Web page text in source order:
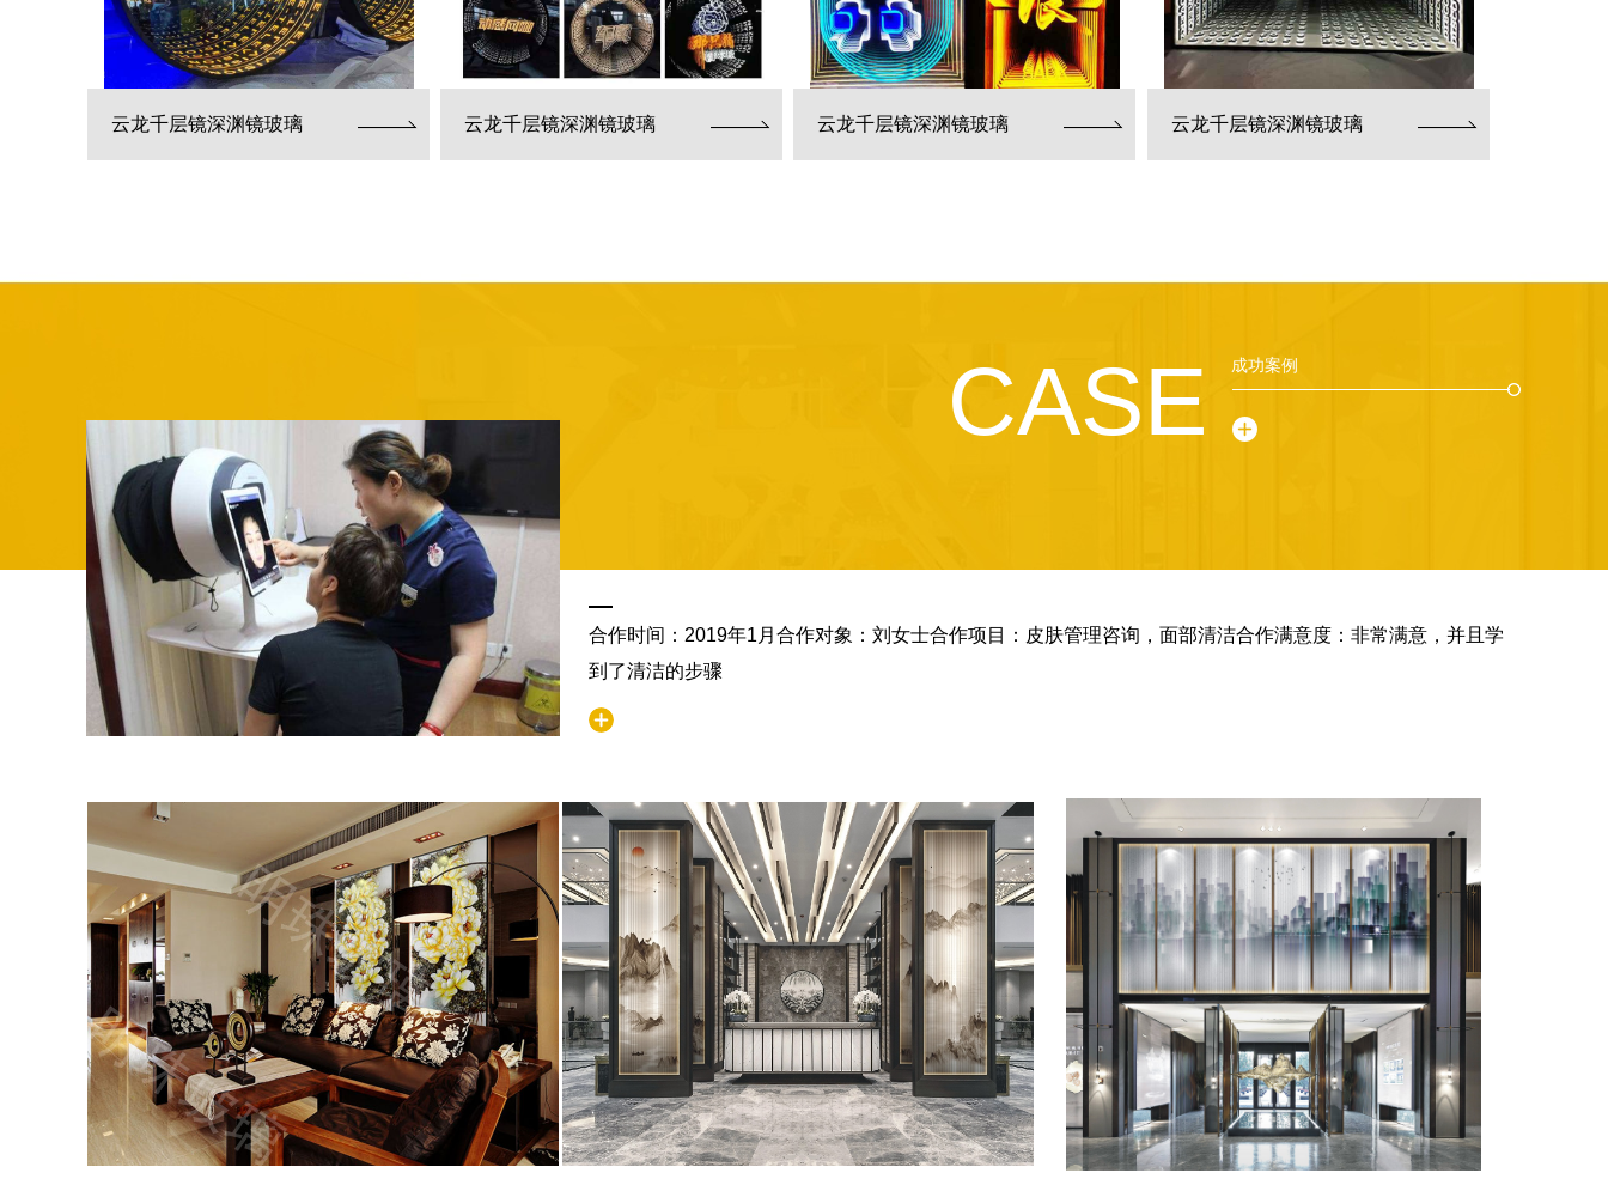
云龙千层镜深渊镜玻璃 云龙千层镜深渊镜玻璃 云龙千层镜深渊镜玻璃 云龙千层镜深渊镜玻璃
成功案例
CASE
合作时间：2019年1月合作对象：刘女士合作项目：皮肤管理咨询，面部清洁合作满意度：非常满意，并且学
到了清洁的步骤